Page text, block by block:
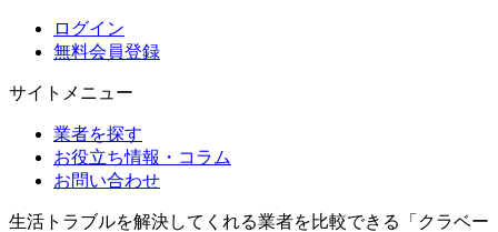
ログイン
無料会員登録
サイトメニュー
業者を探す
お役立ち情報・コラム
お問い合わせ
生活トラブルを解決してくれる業者を比較できる「クラベー